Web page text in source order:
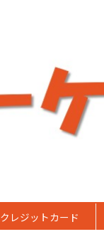
クレジットカード